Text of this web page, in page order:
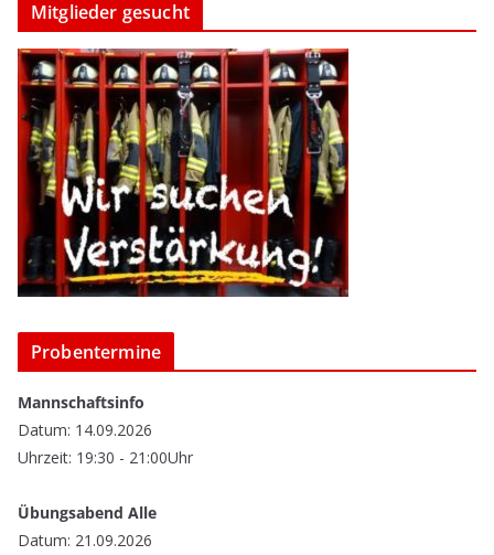
Mitglieder gesucht
Probentermine
Mannschaftsinfo
Datum: 14.09.2026
Uhrzeit: 19:30 - 21:00Uhr
Übungsabend Alle
Datum: 21.09.2026